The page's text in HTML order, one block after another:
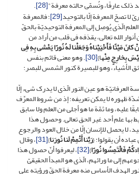
ذلک عارفًا، وتُسمّى حالته معرفة"[28]
.
لا تصحّ المعرفة إلّا بالتوحید[29] ؛ فالمعرفة
الّذی یُوصِل إلى المعرفة التوحیدیّة بالحقّ
الله تعالى، یقذفه فی قلب من أراد من
کانَ مَیْتًا فَأَحْیَیْناهُ وَجَعَلْنا لَهُ نُورًا یَمْشی‏ بِهِ فِی
بِخارِجٍ مِنْها}[30] . وهو معنى قائم بنفس
الأشیاء، وهو للبصیرة کنور الشمس للبصر؛
العرفانیّة هو عین النور الّذی لا یدرک شیء إلّا
ظهوره لا یمکن تعریفه؛ إذ من شروط المعرِّف
علیه، وما ثمّة ما هو أجلى من العلم ولا سابق
بها علم أحد غیر الحق تعالى. وحصول هذا
لا یحصل للإنسان إلّا من خلال العود والرجوع
عباده أن یقولوا: {رَبَّنا أَتْمِمْ لَنا نُورَنا}
[31] ، وقال
فَالْتَمِسُوا نُورًا}
[32] ، لیعرفوا أنّ حصول هذا
إلى ما ورائهم، الّذی هو المبدأ الحقیقیّ
الهدف الأساس منه معرفة الحقّ ورؤیته على